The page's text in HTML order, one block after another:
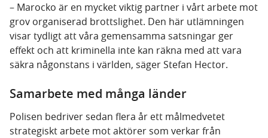
– Marocko är en mycket viktig partner i vårt arbete mot
grov organiserad brottslighet. Den här utlämningen
visar tydligt att våra gemensamma satsningar ger
effekt och att kriminella inte kan räkna med att vara
säkra någonstans i världen, säger Stefan Hector.
Samarbete med många länder
Polisen bedriver sedan flera år ett målmedvetet
strategiskt arbete mot aktörer som verkar från